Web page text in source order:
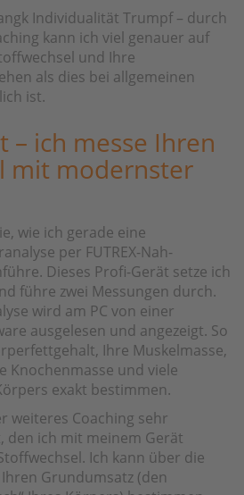
Individualität Trumpf – durch
kann ich viel genauer auf
und Ihre
als dies bei allgemeinen
ist.
– ich messe Ihren
mit modernster
wie ich gerade eine
per FUTREX-Nah-
Dieses Profi-Gerät setze ich
führe zwei Messungen durch.
wird am PC von einer
ausgelesen und angezeigt. So
Ihre Muskelmasse,
Knochenmasse und viele
exakt bestimmen.
weiteres Coaching sehr
den ich mit meinem Gerät
Ich kann über die
Grundumsatz (den